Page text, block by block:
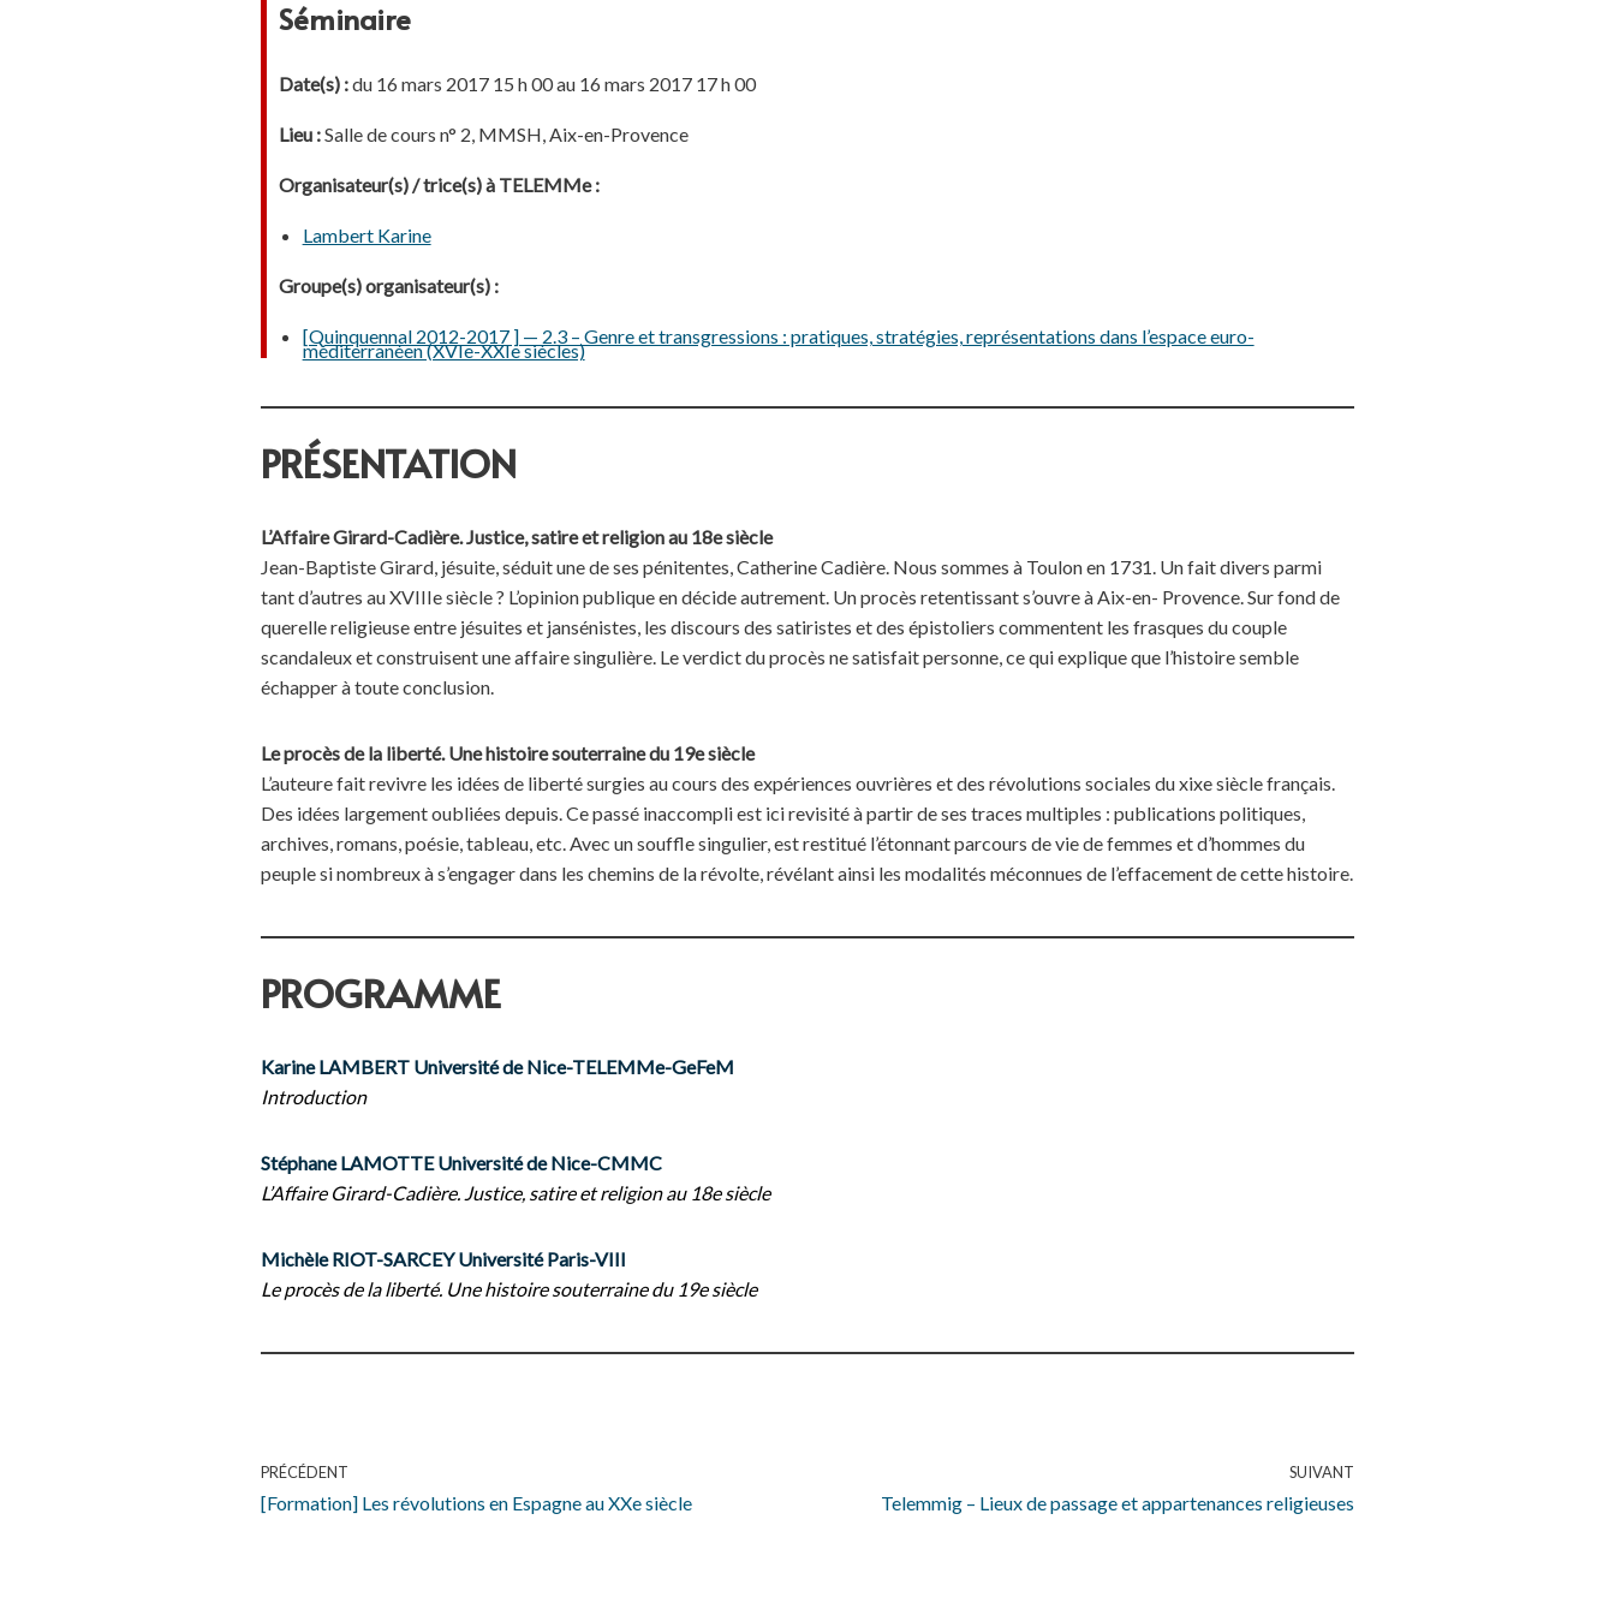
Séminaire
Date(s) :du 16 mars 2017 15 h 00 au 16 mars 2017 17 h 00
Lieu :Salle de cours n° 2, MMSH, Aix-en-Provence
Organisateur(s) / trice(s) à TELEMMe :
Lambert Karine
Groupe(s) organisateur(s) :
[Quinquennal 2012-2017 ] — 2.3 – Genre et transgressions : pratiques, stratégies, représentations dans l’espace euro-
méditerranéen (XVIe-XXIe siècles)
PRÉSENTATION
L’Affaire Girard-Cadière. Justice, satire et religion au 18e siècle
Jean-Baptiste Girard, jésuite, séduit une de ses pénitentes, Catherine Cadière. Nous sommes à Toulon en 1731. Un fait divers parmi
tant d’autres au XVIIIe siècle ? L’opinion publique en décide autrement. Un procès retentissant s’ouvre à Aix-en- Provence. Sur fond de
querelle religieuse entre jésuites et jansénistes, les discours des satiristes et des épistoliers commentent les frasques du couple
scandaleux et construisent une affaire singulière. Le verdict du procès ne satisfait personne, ce qui explique que l’histoire semble
échapper à toute conclusion.
Le procès de la liberté. Une histoire souterraine du 19e siècle
L’auteure fait revivre les idées de liberté surgies au cours des expériences ouvrières et des révolutions sociales du xixe siècle français.
Des idées largement oubliées depuis. Ce passé inaccompli est ici revisité à partir de ses traces multiples : publications politiques,
archives, romans, poésie, tableau, etc. Avec un souffle singulier, est restitué l’étonnant parcours de vie de femmes et d’hommes du
peuple si nombreux à s’engager dans les chemins de la révolte, révélant ainsi les modalités méconnues de l’effacement de cette histoire.
PROGRAMME
Karine LAMBERT Université de Nice-TELEMMe-GeFeM
Introduction
Stéphane LAMOTTE Université de Nice-CMMC
L’Affaire Girard-Cadière. Justice, satire et religion au 18e siècle
Michèle RIOT-SARCEY Université Paris-VIII
Le procès de la liberté. Une histoire souterraine du 19e siècle
PRÉCÉDENT
[Formation] Les révolutions en Espagne au XXe siècle
SUIVANT
Telemmig – Lieux de passage et appartenances religieuses